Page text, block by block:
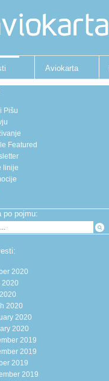
Aviokarta
Pišu
Featured
linije
po pojmu:
2020
2020
2020
2020
2020
2019
2019
2019
2019